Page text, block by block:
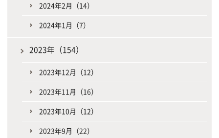
2024年2月（14）
2024年1月（7）
2023年（154）
2023年12月（12）
2023年11月（16）
2023年10月（12）
2023年9月（22）